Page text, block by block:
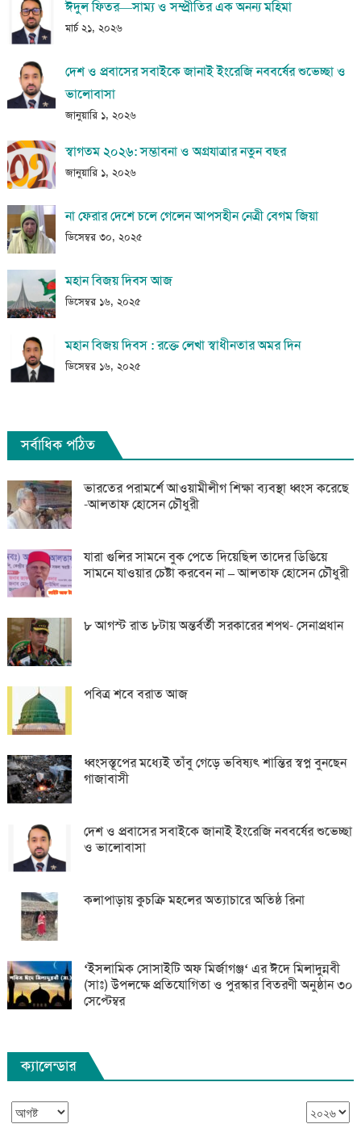
ঈদুল ফিতর—সাম্য ও সম্প্রীতির এক অনন্য মহিমা
মার্চ ২১, ২০২৬
দেশ ও প্রবাসের সবাইকে জানাই ইংরেজি নববর্ষের শুভেচ্ছা ও
ভালোবাসা
জানুয়ারি ১, ২০২৬
স্বাগতম ২০২৬: সম্ভাবনা ও অগ্রযাত্রার নতুন বছর
জানুয়ারি ১, ২০২৬
না ফেরার দেশে চলে গেলেন আপসহীন নেত্রী বেগম জিয়া
ডিসেম্বর ৩০, ২০২৫
মহান বিজয় দিবস আজ
ডিসেম্বর ১৬, ২০২৫
মহান বিজয় দিবস : রক্তে লেখা স্বাধীনতার অমর দিন
ডিসেম্বর ১৬, ২০২৫
সর্বাধিক পঠিত
ভারতের পরামর্শে আওয়ামীলীগ শিক্ষা ব্যবস্থা ধ্বংস করেছে
-আলতাফ হোসেন চৌধুরী
যারা গুলির সামনে বুক পেতে দিয়েছিল তাদের ডিঙিয়ে
সামনে যাওয়ার চেষ্টা করবেন না – আলতাফ হোসেন চৌধুরী
৮ আগস্ট রাত ৮টায় অন্তর্বর্তী সরকারের শপথ- সেনাপ্রধান
পবিত্র শবে বরাত আজ
ধ্বংসস্তূপের মধ্যেই তাঁবু গেড়ে ভবিষ্যৎ শান্তির স্বপ্ন বুনছেন
গাজাবাসী
দেশ ও প্রবাসের সবাইকে জানাই ইংরেজি নববর্ষের শুভেচ্ছা
ও ভালোবাসা
কলাপাড়ায় কুচক্রি মহলের অত্যাচারে অতিষ্ঠ রিনা
‘ইসলামিক সোসাইটি অফ মির্জাগঞ্জ‘ এর ঈদে মিলাদুন্নবী
(সাঃ) উপলক্ষে প্রতিযোগিতা ও পুরস্কার বিতরণী অনুষ্ঠান ৩০
সেপ্টেম্বর
ক্যালেন্ডার